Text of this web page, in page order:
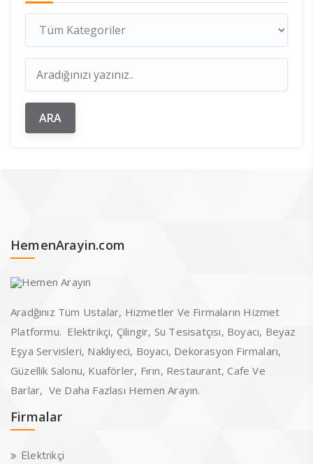
HemenArayin.com
Aradğınız Tüm Ustalar, Hizmetler Ve Firmaların Hizmet
Platformu. Elektrikçi, Çilingir, Su Tesisatçısı, Boyacı, Beyaz
Eşya Servisleri, Nakliyeci, Boyacı, Dekorasyon Firmaları,
Güzellik Salonu, Kuaförler, Fırın, Restaurant, Cafe Ve
Barlar, Ve Daha Fazlası Hemen Arayın.
Firmalar
Elektrikçi